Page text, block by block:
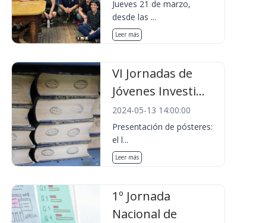
Jueves 21 de marzo,
desde las ...
Leer más
VI Jornadas de
Jóvenes Investi...
2024-05-13 14:00:00
Presentación de pósteres:
el l...
Leer más
1º Jornada
Nacional de